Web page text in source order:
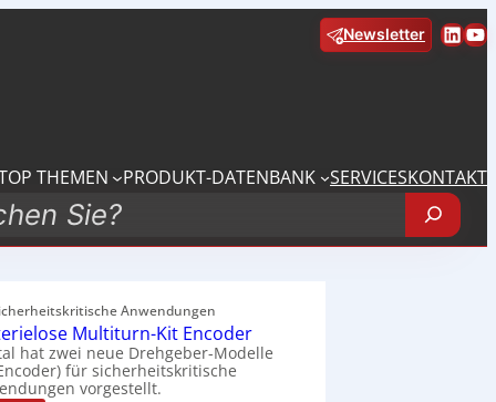
Newsletter
THEMEN PRODUKT-DATENBANK SERVICESKONTAKT
Anwendungen
Multiturn-Kit Encoder
hat zwei neue Drehgeber-Modelle
für sicherheitskritische
vorgestellt.